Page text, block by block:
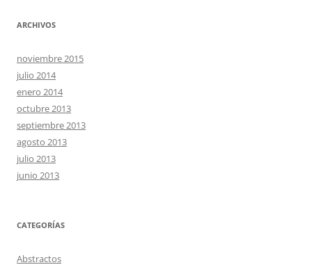
ARCHIVOS
noviembre 2015
julio 2014
enero 2014
octubre 2013
septiembre 2013
agosto 2013
julio 2013
junio 2013
CATEGORÍAS
Abstractos